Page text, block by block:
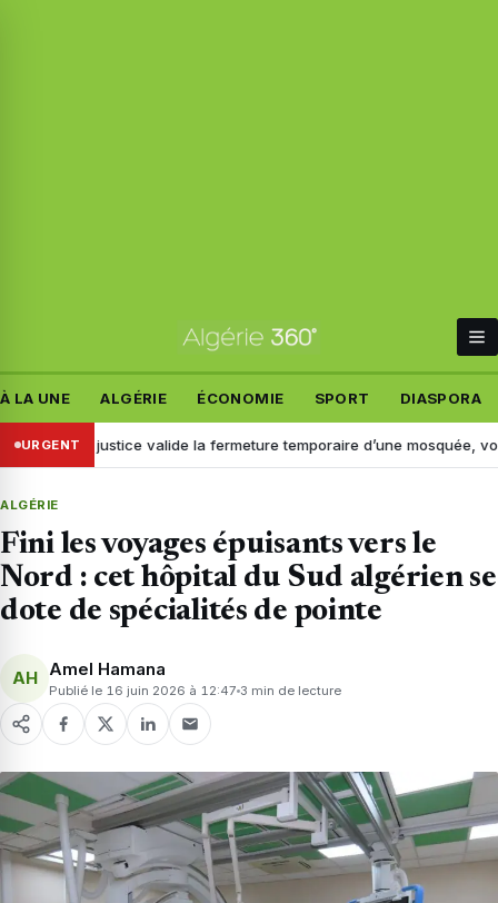
À LA UNE ALGÉRIE ÉCONOMIE SPORT DIASPORA
URGENT
la justice valide la fermeture temporaire d’une mosquée, voici
ALGÉRIE
Fini les voyages épuisants vers le
Nord : cet hôpital du Sud algérien se
dote de spécialités de pointe
AH Amel Hamana
Publié le 16 juin 2026 à 12:47 3 min de lecture